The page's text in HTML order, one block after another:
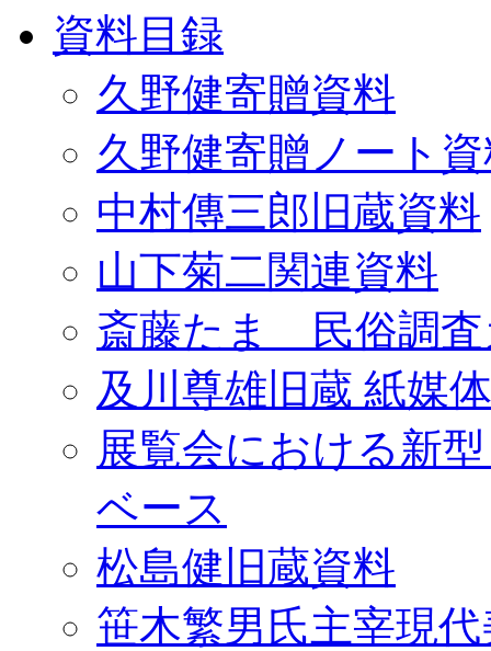
資料目録
久野健寄贈資料
久野健寄贈ノート
中村傳三郎旧蔵資料
山下菊二関連資料
斎藤たま 民俗調査
及川尊雄旧蔵 紙媒
展覧会における新
ベース
松島健旧蔵資料
笹木繁男氏主宰現